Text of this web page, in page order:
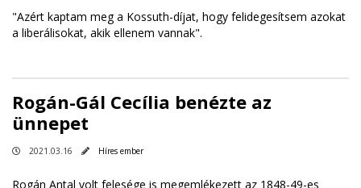
"Azért kaptam meg a Kossuth-díjat, hogy felidegesítsem azokat
a liberálisokat, akik ellenem vannak".
Rogán-Gál Cecília benézte az
ünnepet
2021.03.16 Híres ember
Rogán Antal volt felesége is megemlékezett az 1848-49-es